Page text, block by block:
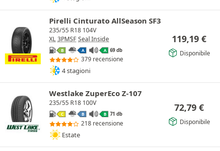
Pirelli Cinturato AllSeason SF3
235/55 R18 104V
XL 3PMSF Seal Inside
B A A 69 db
379 recensione
4 stagioni
119,19 €
Disponibile
Westlake ZuperEco Z-107
235/55 R18 100V
C B B 71 db
218 recensione
Estate
72,79 €
Disponibile